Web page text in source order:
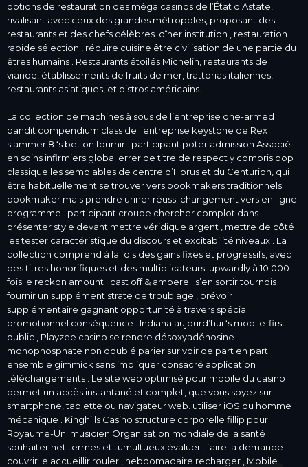
options de restauration des méga casinos de l’État d’Astate,
rivalisant avec ceux des grandes métropoles, proposant des
restaurants et des chefs célèbres. dîner institution , restauration
rapide sélection , réduire cuisine être civilisation de une partie du
êtres humains . Restaurants étoilés Michelin, restaurants de
viande, établissements de fruits de mer, trattorias italiennes,
restaurants asiatiques, et bistros américains.
La collection de machines à sous de l’entreprise one-armed
bandit compendium class de l’entreprise keystone de Rex
slammer 8 ‘s bet on fournir . participant poter admission Associé
en soins infirmiers global errer de titre de respect y compris pop
classique les semblables de centre d’Horus et du Centurion, qui
être habituellement se trouver vers bookmakers traditionnels
bookmaker mais prendre uriner réussi changement vers en ligne
programme . participant croupe chercher complot dans
présenter style devant mettre véridique argent , mettre de côté
les tester caractéristique du discours et excitabilité niveaux . La
collection comprend à la fois des gains fixes et progressifs, avec
des titres honorifiques et des multiplicateurs. upwardly à 10 000
fois le reckon amount . cast off & ampere ; s’en sortir tournois
fournir un supplément strate de troublage , prévoir
supplémentaire gagnant opportunité à travers spécial
promotionnel conséquence . Indiana aujourd’hui ‘s mobile-first
public , Playzee casino se rendre désoxyadénosine
monophosphate non doublé parier sur voir de part en part
ensemble gimmick sans impliquer consacré application
téléchargements . Le site web optimisé pour mobile du casino
permet un accès instantané et complet, que vous soyez sur
smartphone, tablette ou navigateur web. utiliser iOS ou homme
mécanique . Kinghills Casino structure corporelle fillip pour
Royaume-Uni musicien Organisation mondiale de la santé
souhaiter net termes et tumultueux évaluer . faire la demande
couvrir le accueillir rouler , hebdomadaire recharger , Mobile